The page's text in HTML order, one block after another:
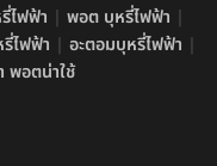
ไฟฟ้า | พอต บุหรี่ไฟฟ้า |
ไฟฟ้า | อะตอมบุหรี่ไฟฟ้า |
พอตน่าใช้